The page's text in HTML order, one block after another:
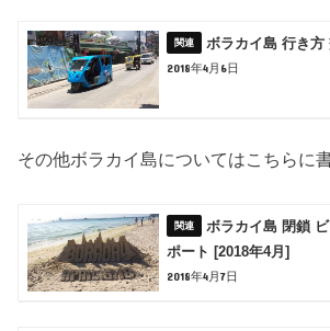
ボラカイ島 行き方
2018年4月6日
その他ボラカイ島についてはこちらに
ボラカイ島 閉鎖
ポート [2018年4月]
2018年4月7日